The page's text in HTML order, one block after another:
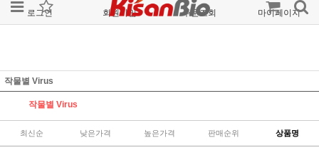
로그인 회원가입 주문조회 마이페이지
작물별 Virus
작물별 Virus
최신순 낮은가격 높은가격 판매순위 상품명